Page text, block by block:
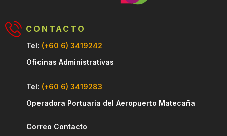
CONTACTO
Tel: (+60 6) 3419242
Oficinas Administrativas
Tel: (+60 6) 3419283
Operadora Portuaria del Aeropuerto Matecaña
Correo Contacto